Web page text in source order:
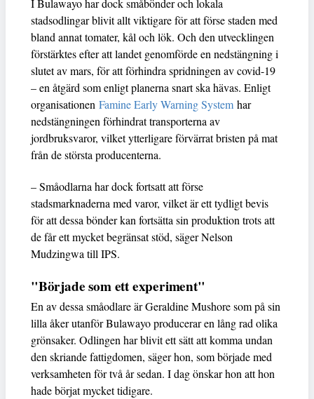
I Bulawayo har dock småbönder och lokala
stadsodlingar blivit allt viktigare för att förse staden med
bland annat tomater, kål och lök. Och den utvecklingen
förstärktes efter att landet genomförde en nedstängning i
slutet av mars, för att förhindra spridningen av covid-19
– en åtgärd som enligt planerna snart ska hävas. Enligt
organisationen Famine Early Warning System har
nedstängningen förhindrat transporterna av
jordbruksvaror, vilket ytterligare förvärrat bristen på mat
från de största producenterna.
– Småodlarna har dock fortsatt att förse
stadsmarknaderna med varor, vilket är ett tydligt bevis
för att dessa bönder kan fortsätta sin produktion trots att
de får ett mycket begränsat stöd, säger Nelson
Mudzingwa till IPS.
"Började som ett experiment"
En av dessa småodlare är Geraldine Mushore som på sin
lilla åker utanför Bulawayo producerar en lång rad olika
grönsaker. Odlingen har blivit ett sätt att komma undan
den skriande fattigdomen, säger hon, som började med
verksamheten för två år sedan. I dag önskar hon att hon
hade börjat mycket tidigare.